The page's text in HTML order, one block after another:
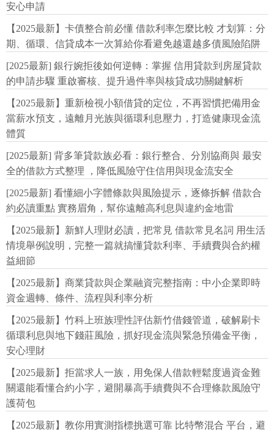
安心申請
【2025最新】卡債整合前必懂 借款利率怎麼比較 才划算：分
期、循環、信貸成本一次算給你看避免越還越多債風險陷阱
[2025最新] 銀行婉拒後如何逆轉：掌握 信用貸款到房屋貸款
的申請步驟 重啟審核、提升過件率與核貸成功關鍵解析
【2025最新】重新檢視小額借貸的定位，不再習慣把備用金
當薪水預支，遠離月光族與循環利息壓力，打造健康現金流
體質
[2025最新] 背多筆貸款族必看：銀行整合、分別協商與 最安
全的借款方式整理 ，降低風險守住信用與現金流安全
[2025最新] 看懂細小字體條款與風險提示，逐條拆解 借款合
約必讀重點 實務眉角，幫你遠離高利息與違約金地雷
【2025最新】新鮮人理財必讀，把常見 借款常見名詞 用生活
情境舉例說明，完整一篇就搞懂貸款利率、手續費與合約權
益細節
【2025最新】商業貸款與企業融資完整指南：中小企業即時
資金週轉、條件、流程與利率分析
【2025最新】竹科上班族理性評估新竹借錢管道，破解刷卡
循環利息與地下錢莊風險，抓好現金流與緊急預備金平衡，
安心理財
【2025最新】拒當求人一族，用免保人借款輕鬆度過資金難
關還能看懂合約小字，避開暴高手續費與不合理條款風險守
護荷包
【2025最新】教你用實測指標挑選可靠 比特幣混合 平台，避